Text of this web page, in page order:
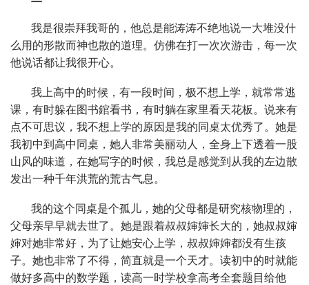
我是很崇拜我哥的，他总是能涛涛不绝地说一大堆没什
么用的形散而神也散的道理。仿佛在打一次次游击，每一次
他说话都让我很开心。
我上高中的时候，有一段时间，极不想上学，就常常逃
课，有时躲在图书錧看书，有时躺在家里看天花板。说来有
点不可思议，我不想上学的原因是我的同桌太优秀了。她是
我初中到高中同桌，她人非常美丽动人，全身上下透着一股
山风的味道，在她写字的时候，我总是感觉到从我的左边散
发出一种千年洪荒的荒古气息。
我的这个同桌是个孤儿，她的父母都是研究核物理的，
父母亲早早就去世了。她是跟着叔叔婶婶长大的，她叔叔婶
婶对她非常好，为了让她安心上学，叔叔婶婶都没有生孩
子。她也非常了不得，简直就是一个天才。读初中的时就能
做好多高中的数学题，读高一时学校拿高考全套题目给他